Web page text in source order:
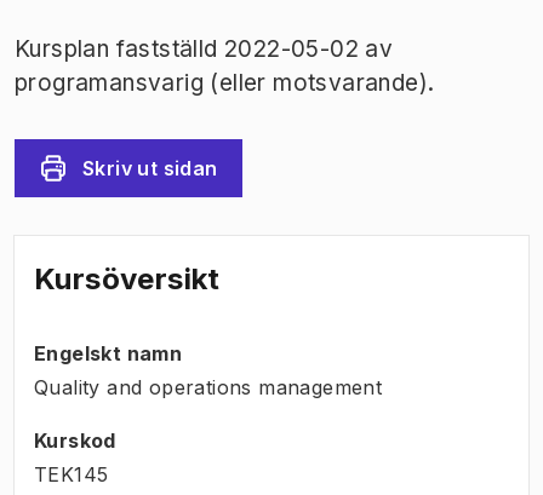
Kursplan fastställd 2022-05-02 av
programansvarig (eller motsvarande).
Skriv ut sidan
Kursöversikt
Engelskt namn
Quality and operations management
Kurskod
TEK145